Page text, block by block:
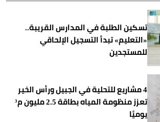
تسكين الطلبة في المدارس القريبة..
«التعليم» تبدأ التسجيل الإلحاقي
للمستجدين
4 مشاريع للتحلية في الجبيل ورأس الخير
تعزز منظومة المياه بطاقة 2.5 مليون م³
يوميًا